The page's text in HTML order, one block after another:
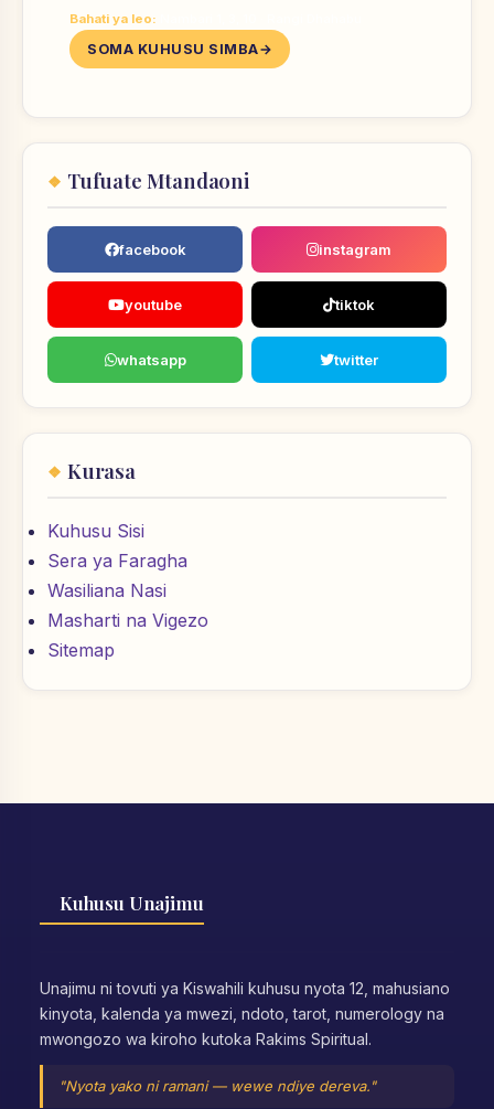
Bahati ya leo:
SOMA KUHUSU SIMBA
Tufuate Mtandaoni
facebook instagram
youtube tiktok
whatsapp twitter
Kurasa
Kuhusu Sisi
Sera ya Faragha
Wasiliana Nasi
Masharti na Vigezo
Sitemap
Kuhusu Unajimu
Unajimu ni tovuti ya Kiswahili kuhusu nyota 12, mahusiano
kinyota, kalenda ya mwezi, ndoto, tarot, numerology na
mwongozo wa kiroho kutoka Rakims Spiritual.
"Nyota yako ni ramani — wewe ndiye dereva."